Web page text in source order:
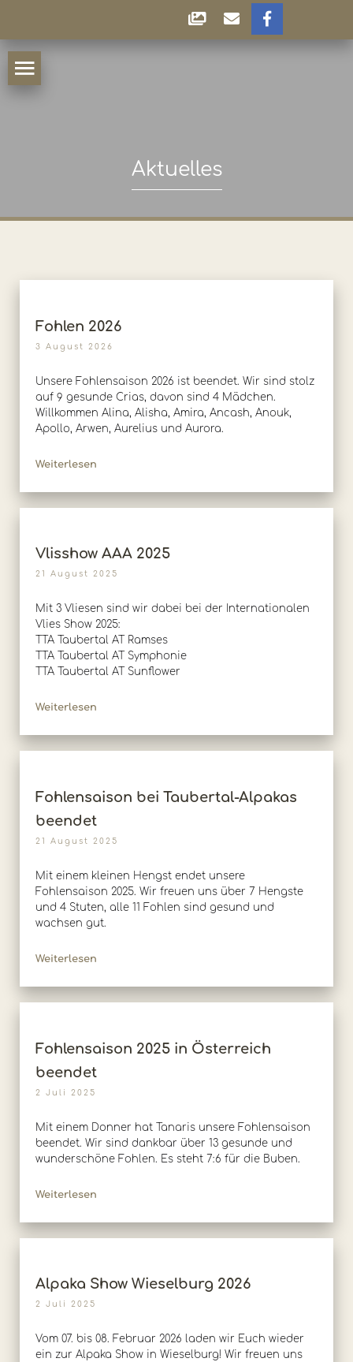
Aktuelles
Fohlen 2026
3 August 2026
Unsere Fohlensaison 2026 ist beendet. Wir sind stolz
auf 9 gesunde Crias, davon sind 4 Mädchen.
Willkommen Alina, Alisha, Amira, Ancash, Anouk,
Apollo, Arwen, Aurelius und Aurora.
Weiterlesen
Vlisshow AAA 2025
21 August 2025
Mit 3 Vliesen sind wir dabei bei der Internationalen
Vlies Show 2025:
TTA Taubertal AT Ramses
TTA Taubertal AT Symphonie
TTA Taubertal AT Sunflower
Weiterlesen
Fohlensaison bei Taubertal-Alpakas
beendet
21 August 2025
Mit einem kleinen Hengst endet unsere
Fohlensaison 2025. Wir freuen uns über 7 Hengste
und 4 Stuten, alle 11 Fohlen sind gesund und
wachsen gut.
Weiterlesen
Fohlensaison 2025 in Österreich
beendet
2 Juli 2025
Mit einem Donner hat Tanaris unsere Fohlensaison
beendet. Wir sind dankbar über 13 gesunde und
wunderschöne Fohlen. Es steht 7:6 für die Buben.
Weiterlesen
Alpaka Show Wieselburg 2026
2 Juli 2025
Vom 07. bis 08. Februar 2026 laden wir Euch wieder
ein zur Alpaka Show in Wieselburg! Wir freuen uns